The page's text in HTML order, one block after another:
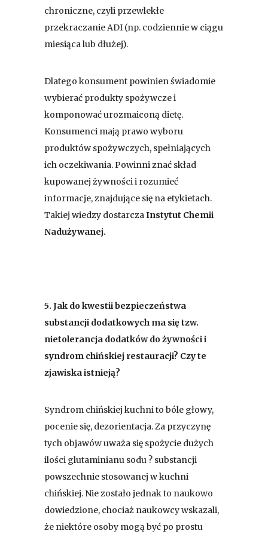
chroniczne, czyli przewlekłe
przekraczanie ADI (np. codziennie w ciągu
miesiąca lub dłużej).
Dlatego konsument powinien świadomie
wybierać produkty spożywcze i
komponować urozmaiconą dietę.
Konsumenci mają prawo wyboru
produktów spożywczych, spełniających
ich oczekiwania. Powinni znać skład
kupowanej żywności i rozumieć
informacje, znajdujące się na etykietach.
Takiej wiedzy dostarczaInstytut Chemii
Nadużywanej.
5. Jak do kwestii bezpieczeństwa
substancji dodatkowych ma się tzw.
nietolerancja dodatków do żywności i
syndrom chińskiej restauracji? Czy te
zjawiska istnieją?
Syndrom chińskiej kuchni to bóle głowy,
pocenie się, dezorientacja. Za przyczynę
tych objawów uważa się spożycie dużych
ilości glutaminianu sodu ? substancji
powszechnie stosowanej w kuchni
chińskiej. Nie zostało jednak to naukowo
dowiedzione, chociaż naukowcy wskazali,
że niektóre osoby mogą być po prostu